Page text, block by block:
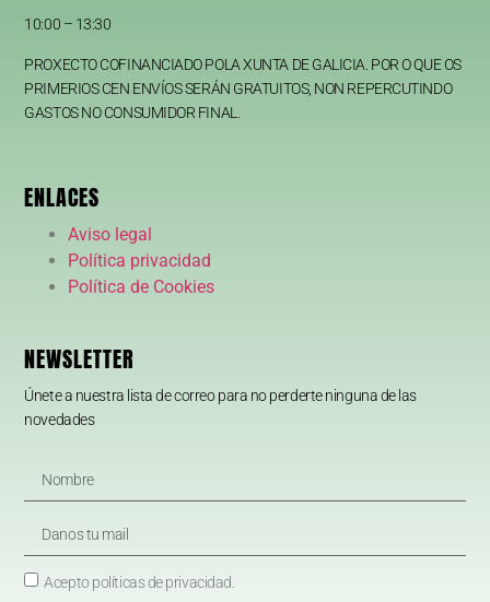
10:00 – 13:30
PROXECTO COFINANCIADO POLA XUNTA DE GALICIA. POR O QUE OS
PRIMERIOS CEN ENVÍOS SERÁN GRATUITOS, NON REPERCUTINDO
GASTOS NO CONSUMIDOR FINAL.
ENLACES
Aviso legal
Política privacidad
Política de Cookies
NEWSLETTER
Únete a nuestra lista de correo para no perderte ninguna de las
novedades
Acepto políticas de privacidad.